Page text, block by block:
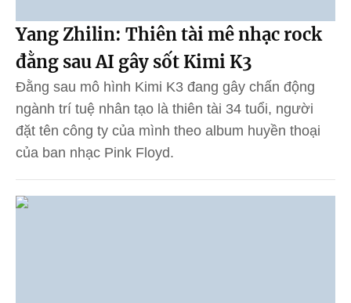
Yang Zhilin: Thiên tài mê nhạc rock
đằng sau AI gây sốt Kimi K3
Đằng sau mô hình Kimi K3 đang gây chấn động
ngành trí tuệ nhân tạo là thiên tài 34 tuổi, người
đặt tên công ty của mình theo album huyền thoại
của ban nhạc Pink Floyd.